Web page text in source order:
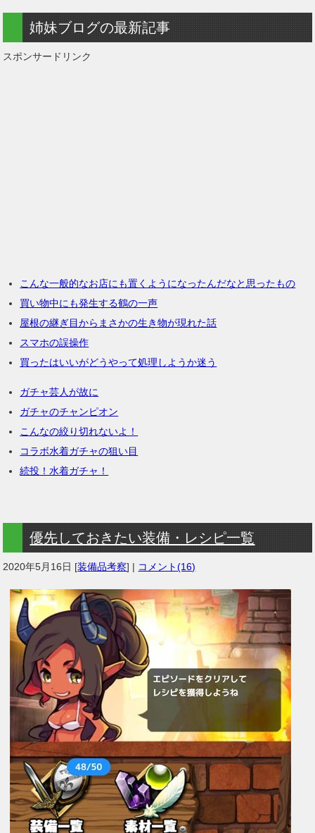
姉妹ブログの最新記事
スポンサードリンク
こんな一般的なお店にも置くようになったんだなと思ったもの
買い物中にも発生する鶴の一声
屋根の継ぎ目からまさかの生き物が現れた話
スマホの誤操作
買ったはいいがどうやって処理しようか迷う
ガチャ芸人が故に
ガチャのチャンピオン
こんなの絞り切れないよ！
コラボ水着ガチャの狙い目
続投！水着ガチャ！
優先しておきたい装備・レシピ一覧
2020年5月16日 [装備品考察] | コメント(16)